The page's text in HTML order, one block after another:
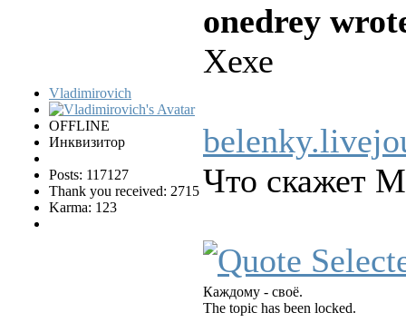
Vladimirovich
OFFLINE
Инквизитор
Posts: 117127
Thank you received: 2715
Karma: 123
onedrey
Хехе
Что скажет
Каждому - своё.
The topic has been locked.